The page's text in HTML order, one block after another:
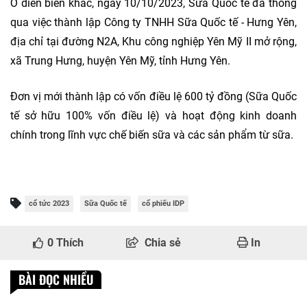
Ở diễn biến khác, ngày 10/10/2023, Sữa Quốc tế đã thông
qua việc thành lập Công ty TNHH Sữa Quốc tế - Hưng Yên,
địa chỉ tại đường N2A, Khu công nghiệp Yên Mỹ II mở rộng,
xã Trung Hưng, huyện Yên Mỹ, tỉnh Hưng Yên.
Đơn vị mới thành lập có vốn điều lệ 600 tỷ đồng (Sữa Quốc
tế sở hữu 100% vốn điều lệ) và hoạt động kinh doanh
chính trong lĩnh vực chế biến sữa và các sản phẩm từ sữa.
cổ tức 2023 Sữa Quốc tế cổ phiếu IDP
0 Thích Chia sẻ In
BÀI ĐỌC NHIỀU